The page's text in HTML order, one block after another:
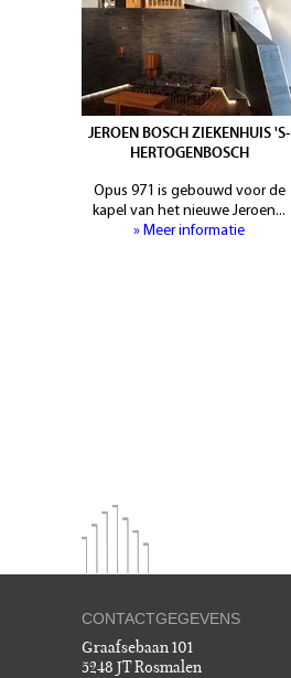
JEROEN BOSCH ZIEKENHUIS 'S-
HERTOGENBOSCH
Opus 971 is gebouwd voor de
kapel van het nieuwe Jeroen...
» Meer informatie
CONTACTGEGEVENS
Graafsebaan 101
5248 JT Rosmalen